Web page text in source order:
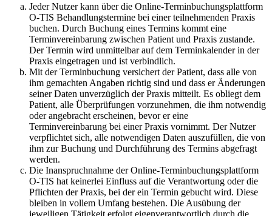
Jeder Nutzer kann über die Online-Terminbuchungsplattform
O-TIS Behandlungstermine bei einer teilnehmenden Praxis
buchen. Durch Buchung eines Termins kommt eine
Terminvereinbarung zwischen Patient und Praxis zustande.
Der Termin wird unmittelbar auf dem Terminkalender in der
Praxis eingetragen und ist verbindlich.
Mit der Terminbuchung versichert der Patient, dass alle von
ihm gemachten Angaben richtig sind und dass er Änderungen
seiner Daten unverzüglich der Praxis mitteilt. Es obliegt dem
Patient, alle Überprüfungen vorzunehmen, die ihm notwendig
oder angebracht erscheinen, bevor er eine
Terminvereinbarung bei einer Praxis vornimmt. Der Nutzer
verpflichtet sich, alle notwendigen Daten auszufüllen, die von
ihm zur Buchung und Durchführung des Termins abgefragt
werden.
Die Inanspruchnahme der Online-Terminbuchungsplattform
O-TIS hat keinerlei Einfluss auf die Verantwortung oder die
Pflichten der Praxis, bei der ein Termin gebucht wird. Diese
bleiben in vollem Umfang bestehen. Die Ausübung der
jeweiligen Tätigkeit erfolgt eigenverantwortlich durch die